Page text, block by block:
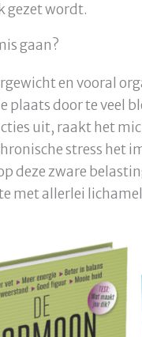
gezet wordt.
gaan?
en vooral
plaats door te veel
uit, raakt het
stress het
deze zware
met allerlei